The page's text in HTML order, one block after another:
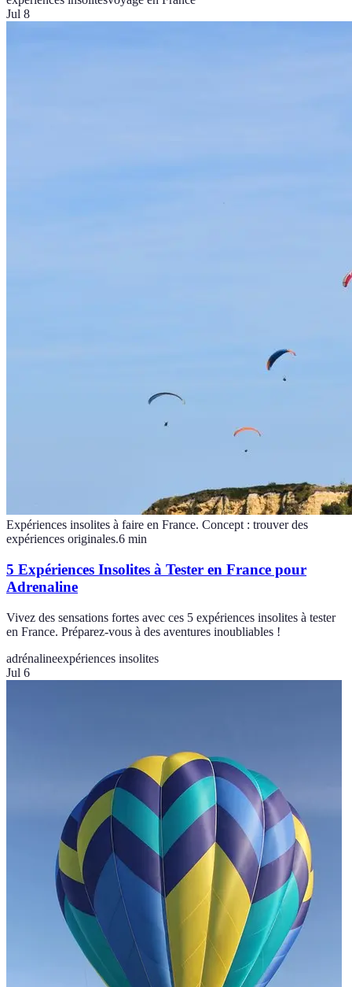
Jul 8
Expériences insolites à faire en France. Concept : trouver des
expériences originales.6 min
5 Expériences Insolites à Tester en France pour
Adrenaline
Vivez des sensations fortes avec ces 5 expériences insolites à tester
en France. Préparez-vous à des aventures inoubliables !
adrénalineexpériences insolites
Jul 6